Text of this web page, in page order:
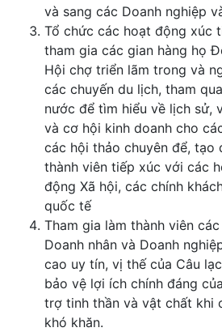
và sang các Doanh nghiệp
Tổ chức các hoạt động xúc
tham gia các gian hàng họ
Hội chợ triển lãm trong và
các chuyến du lịch, tham
nước để tìm hiểu về lịch sử,
và cơ hội kinh doanh cho
các hội thảo chuyên để, tạo
thành viên tiếp xúc với các
động Xã hội, các chính
quốc tế
Tham gia làm thành viên
Doanh nhân và Doanh
cao uy tín, vị thế của Câu
bảo vệ lợi ích chính đáng
trợ tinh thần và vật chất khi
khó khăn.